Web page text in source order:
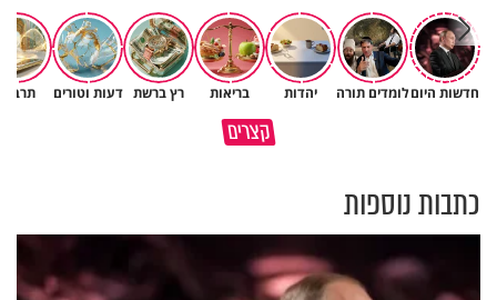
חדשות היוםלומדים תורה יהדות בריאות רץ ברשת דעות וטורים
קצריםיש לך אבא גדול שאוהב אותך
כתבות נוספות